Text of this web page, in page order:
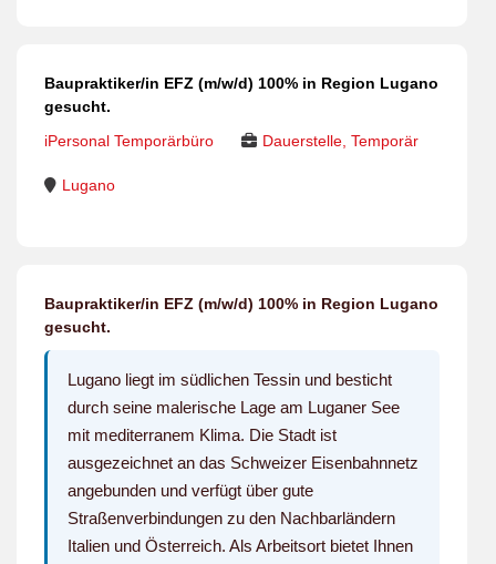
Baupraktiker/in EFZ (m/w/d) 100% in Region Lugano
gesucht.
iPersonal Temporärbüro
Dauerstelle, Temporär
Lugano
Baupraktiker/in EFZ (m/w/d) 100% in Region Lugano
gesucht.
Lugano liegt im südlichen Tessin und besticht
durch seine malerische Lage am Luganer See
mit mediterranem Klima. Die Stadt ist
ausgezeichnet an das Schweizer Eisenbahnnetz
angebunden und verfügt über gute
Straßenverbindungen zu den Nachbarländern
Italien und Österreich. Als Arbeitsort bietet Ihnen